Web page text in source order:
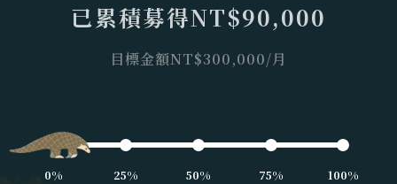
已累積募得NT$90,000
目標金額NT$300,000/月
0% 25% 50% 75% 100%